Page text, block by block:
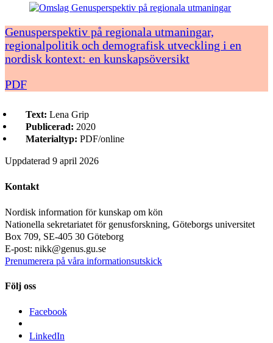
Genusperspektiv på regionala utmaningar,
regionalpolitik och demografisk utveckling i en
nordisk kontext: en kunskapsöversikt
PDF
Text: Lena Grip
Publicerad: 2020
Materialtyp: PDF/online
Uppdaterad 9 april 2026
Kontakt
Nordisk information för kunskap om kön
Nationella sekretariatet för genusforskning, Göteborgs universitet
Box 709, SE-405 30 Göteborg
E-post: nikk@genus.gu.se
Prenumerera på våra informationsutskick
Följ oss
Facebook
LinkedIn